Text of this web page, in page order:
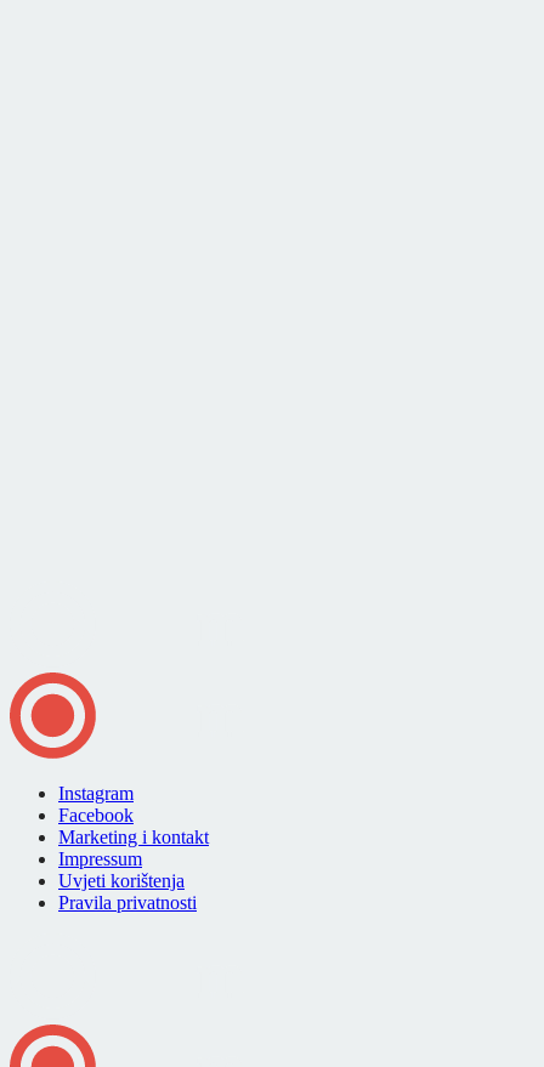
Instagram
Facebook
Marketing i kontakt
Impressum
Uvjeti korištenja
Pravila privatnosti